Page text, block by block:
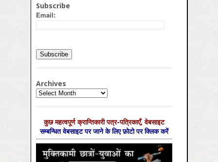
Subscribe
Email:
Archives
Archives
कुछ महत्‍वपूर्ण क्रान्तिकारी पत्र-पत्रिकाएँ, वेबसाइट
सम्‍बन्धित वेबसाइट पर जाने के लिए फ़ोटो पर क्लिक करें